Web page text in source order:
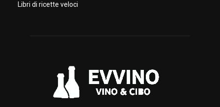
Libri di ricette veloci